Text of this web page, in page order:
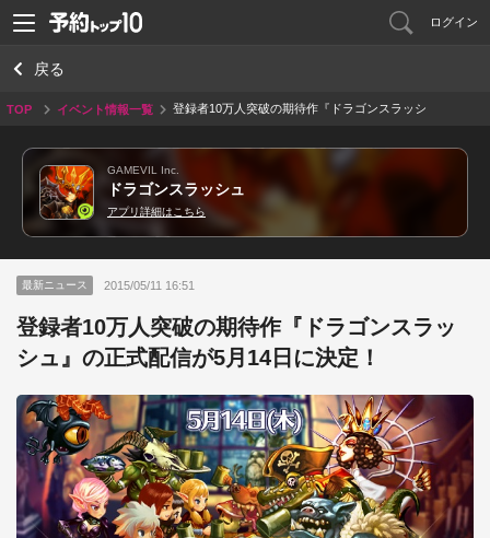
ログイン
戻る
TOP イベント情報一覧
登録者10万人突破の期待作『ドラゴンスラッシ
GAMEVIL Inc.
ドラゴンスラッシュ
アプリ詳細はこちら
最新ニュース 2015/05/11 16:51
登録者10万人突破の期待作『ドラゴンスラッ
シュ』の正式配信が5月14日に決定！